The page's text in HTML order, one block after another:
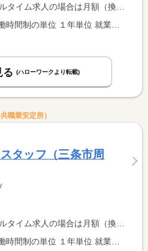
換算額）、パート求人の場合は時間額を表示しています。
変形労働時間制 変形労働時間制の単位 １年単位 就業時間１ 8時00分〜17時00分 就業時間２ 22時00分〜6時00分 就業時間に関する特記事項 ８時間稼働で１時間休憩 <BR> ６時間稼働で日給保証★
る (ハローワークより転載)
職業安定所）
タッフ（三条市周
換算額）、パート求人の場合は時間額を表示しています。
変形労働時間制 変形労働時間制の単位 １年単位 就業時間１ 8時00分〜17時00分 就業時間２ 22時00分〜6時00分 就業時間に関する特記事項 ８時間稼働で１時間休憩 <BR> ６時間稼働で日給保証★